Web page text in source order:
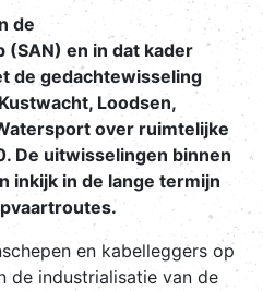
de
(SAN) en in dat kader
de gedachtewisseling
Loodsen,
over ruimtelijke
De uitwisselingen binnen
inkijk in de lange termijn
en kabelleggers op
de industrialisatie van de